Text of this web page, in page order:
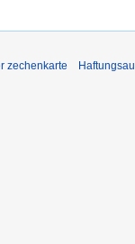
zechenkarte